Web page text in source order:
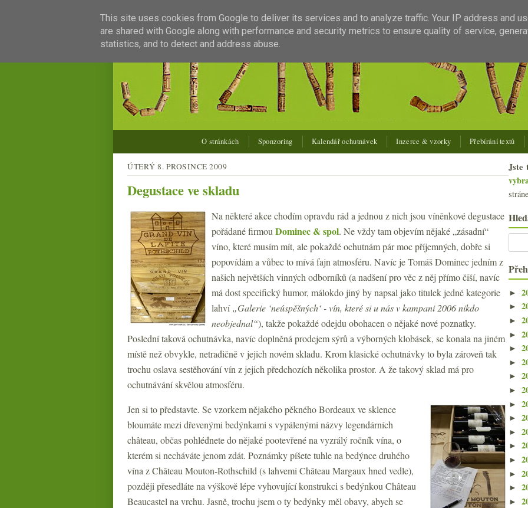
O stránkách Sponzoring Kalendář ochutnávek Inzerce & vzorky Přebírání textů
ÚTERÝ 8. PROSINCE 2009
Degustace ve skladu
Na některé akce chodím opravdu rád a jednou z nich jsou víněnkové degustace
pořádané firmou Dominec & spol. Ne vždy tam objevím nějaké „zásadní“
víno, které musím mít, ale pokaždé ochutnám pár moc příjemných, dobře si
popovídám a vůbec to mívá fajn atmosféru. Navíc je Tomáš Dominec jedním z
našich největších vinných odborníků (a nadšení pro věc z něj přímo čiší, navíc
má dost specifický humor, málokdo jiný by napsal jako titulek jedné kategorie
lahví„Galerie ‘neúspěšných‘ - vín, které si u nás v kampani 2006 nikdo
neobjednal“), takže pokaždé odejdu obohacen o nějaké nové poznatky.
Poslední taková ochutnávka, navíc doplněná prodejem sýrů a výborných klobásek, se konala na jiném
místě než obvykle, netradičně v jejich novém skladu. Krom klasické ochutnávky to byla zároveň tak
trochu oslava sestěhování vín z jejich předchozích několika prostor. A že takový sklad má pro
ochutnávání skvělou atmosféru.
Jen si to představte. Se vzorkem nějakého pěkného Bordeaux ve sklence
bloumáte mezi dřevenými bedýnkami s vypálenými názvy legendárních
château, občas pohlédnete do nějaké pootevřené na vyzrálý ročník vína, o
kterém si necháváte jenom zdát. Poznámky píšete tuhle na bedýnce druhého
vína z Château Mouton-Rothschild (s lahvemi Château Margaux hned vedle),
později přesedláte na výškově lépe vyhovující konstrukci s bedýnkou Château
Beaucastel na vrchu. Jasně, trochu jsem o ty bedýnky měl obavy, abych se
Jste
►
►
►
►
►
►
►
►
►
►
►
►
►
►
►
►
This site uses cookies from Google to deliver its services and to analyze traffic. Your IP address and
are shared with Google along with performance and security metrics to ensure quality of service,
statistics, and to detect and address abuse.